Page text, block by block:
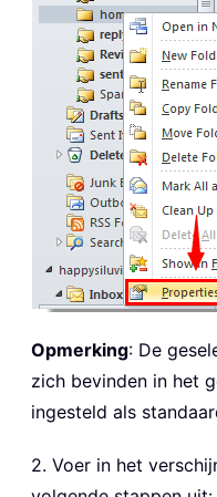
Opmerking: De
zich bevinden in het
ingesteld als
2. Voer in het